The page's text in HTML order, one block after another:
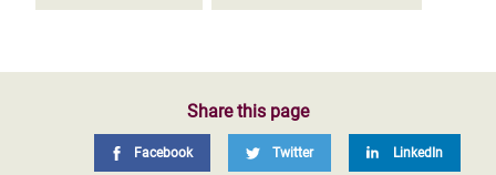
Share this page
Facebook Twitter LinkedIn